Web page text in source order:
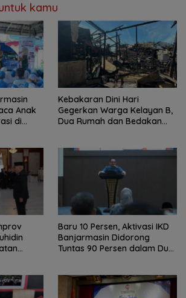
kamu
Anak
di
Kebakaran Dini Hari
Gegerkan Warga Kelayan B,
Dua Rumah dan Bedakan
Baru 10 Persen, Aktivasi IKD
Banjarmasin Didorong
Tuntas 90 Persen dalam Dua